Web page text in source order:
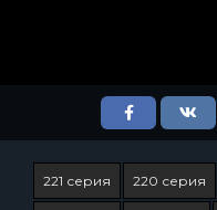
221 серия 220 серия